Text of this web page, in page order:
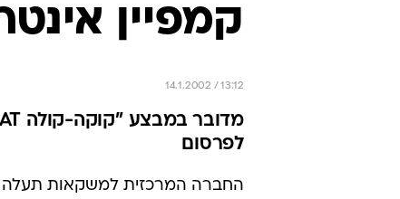
קמפיין
14.1.2002 / 13:12
לפרסום
החברה המרכזית למשקאות